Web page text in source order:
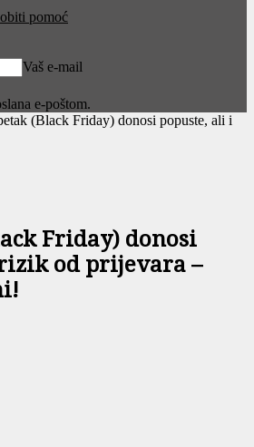
pomoć
Vaš e-mail
e-poštom.
(Black Friday) donosi popuste, ali i
Friday) donosi
od prijevara –